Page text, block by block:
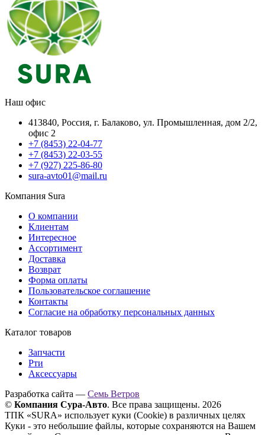
Наш офис
413840, Россия, г. Балаково, ул. Промышленная, дом 2/2,
офис 2
+7 (8453) 22-04-77
+7 (8453) 22-03-55
+7 (927) 225-86-80
sura-avto01@mail.ru
Компания Sura
О компании
Клиентам
Интересное
Ассортимент
Доставка
Возврат
Форма оплаты
Пользовательское соглашение
Контакты
Согласие на обработку персональных данных
Каталог товаров
Запчасти
Рти
Аксессуары
Разработка сайта — Семь Ветров
© Компания Сура-Авто. Все права защищены. 2026
ТПК «SURA» использует куки (Cookie) в различных целях
Куки - это небольшие файлы, которые сохраняются на Вашем